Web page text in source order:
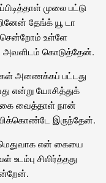
முலை பட்டு
தேங்க் யூ டா
சென்றோம் உள்ளே
அவளிடம் கொடுத்தேன்.
அணைக்கப் பட்டது
என்று யோசித்துக்
வைத்தாள் நான்
இருந்தேன்.
என் கையை
சிலிர்த்தது